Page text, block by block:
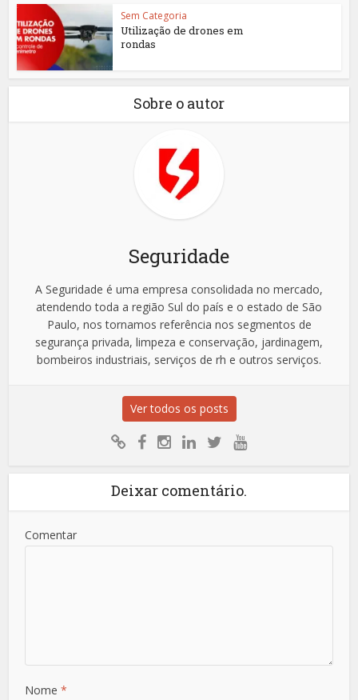
Sem Categoria
Utilização de drones em
rondas
Sobre o autor
Seguridade
A Seguridade é uma empresa consolidada no mercado,
atendendo toda a região Sul do país e o estado de São
Paulo, nos tornamos referência nos segmentos de
segurança privada, limpeza e conservação, jardinagem,
bombeiros industriais, serviços de rh e outros serviços.
Ver todos os posts
Deixar comentário.
Comentar
Nome *